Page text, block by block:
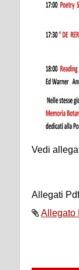
Vedi
Allegati
Allegato